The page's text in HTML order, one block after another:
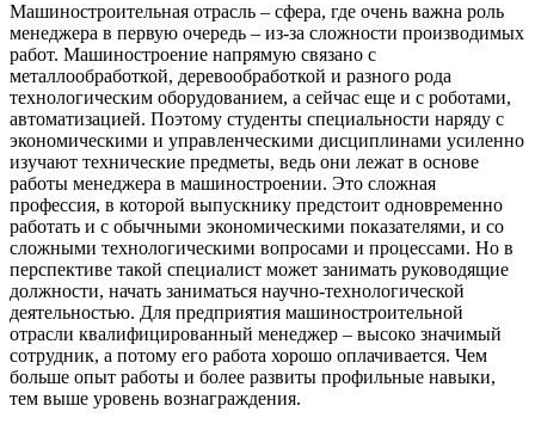
Машиностроительная отрасль – сфера, где очень важна роль
менеджера в первую очередь – из-за сложности производимых
работ. Машиностроение напрямую связано с
металлообработкой, деревообработкой и разного рода
технологическим оборудованием, а сейчас еще и с роботами,
автоматизацией. Поэтому студенты специальности наряду с
экономическими и управленческими дисциплинами усиленно
изучают технические предметы, ведь они лежат в основе
работы менеджера в машиностроении. Это сложная
профессия, в которой выпускнику предстоит одновременно
работать и с обычными экономическими показателями, и со
сложными технологическими вопросами и процессами. Но в
перспективе такой специалист может занимать руководящие
должности, начать заниматься научно-технологической
деятельностью. Для предприятия машиностроительной
отрасли квалифицированный менеджер – высоко значимый
сотрудник, а потому его работа хорошо оплачивается. Чем
больше опыт работы и более развиты профильные навыки,
тем выше уровень вознаграждения.